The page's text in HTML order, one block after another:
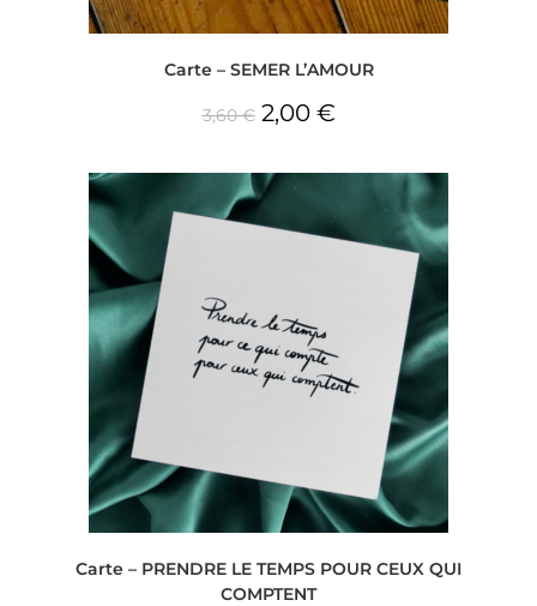
Carte – SEMER L’AMOUR
3,60€ 2,00 €
Carte – PRENDRE LE TEMPS POUR CEUX QUI
COMPTENT